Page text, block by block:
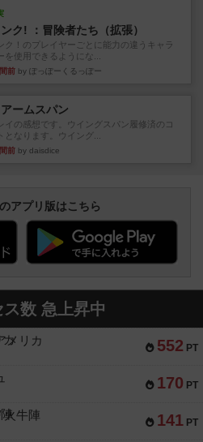
ク! ：冒険者たち（拡張）
ク！のプレイヤーごとに能力の違うキャラ
を使用できるようにな...
前 by ぽっぽーくるっぽー
ームスパン
イの感想です。ウイングスパン履修済のコ
となります。ウイング...
前 by daisdice
アプリ版はこちら
ス数 急上昇中
552 PT
メリカ
170 PT
141 PT
火牛陣